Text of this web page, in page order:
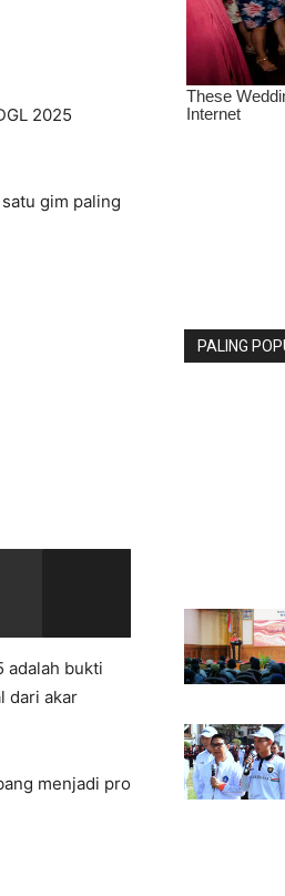
2025
gim paling
adalah bukti
dari akar
menjadi pro
PALING